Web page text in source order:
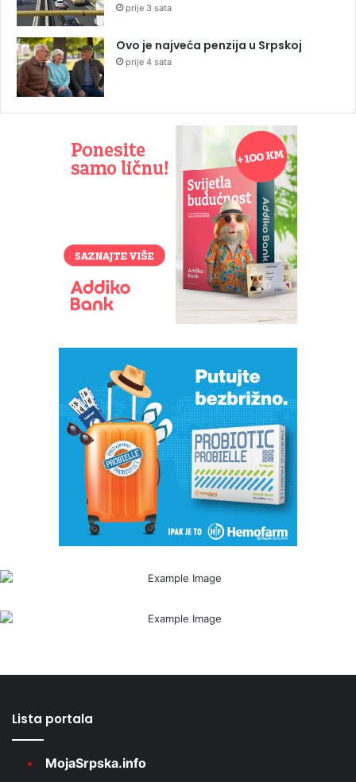
prije 3 sata
Ovo je najveća penzija u Srpskoj
prije 4 sata
Lista portala
MojaSrpska.info